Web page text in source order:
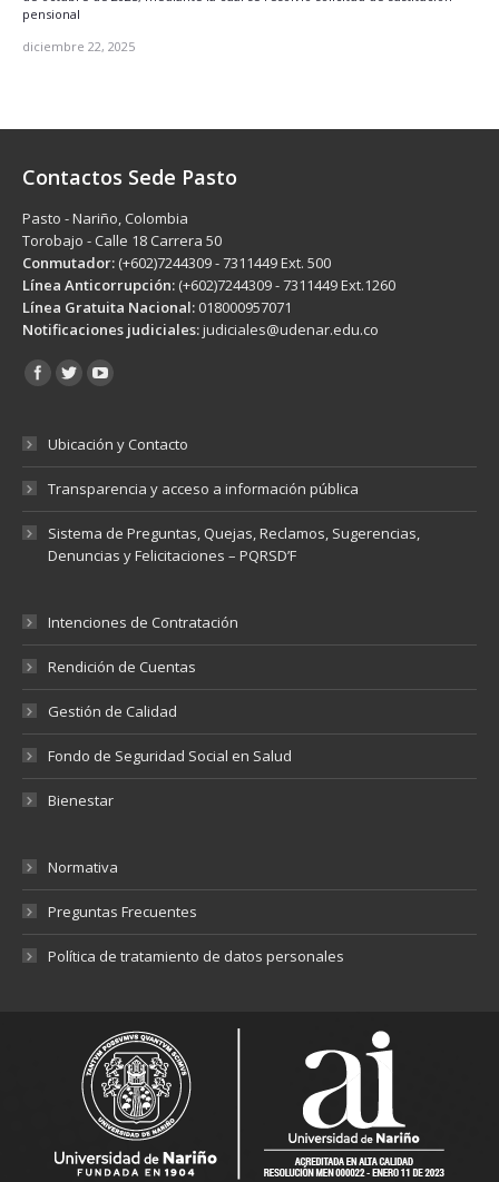
pensional
diciembre 22, 2025
Contactos Sede Pasto
Pasto - Nariño, Colombia
Torobajo - Calle 18 Carrera 50
Conmutador: (+602)7244309 - 7311449 Ext. 500
Línea Anticorrupción: (+602)7244309 - 7311449 Ext.1260
Línea Gratuita Nacional: 018000957071
Notificaciones judiciales:judiciales@udenar.edu.co
Encuéntranos en:
Ubicación y Contacto
Transparencia y acceso a información pública
Sistema de Preguntas, Quejas, Reclamos, Sugerencias,
Denuncias y Felicitaciones – PQRSD’F
Intenciones de Contratación
Rendición de Cuentas
Gestión de Calidad
Fondo de Seguridad Social en Salud
Bienestar
Normativa
Preguntas Frecuentes
Política de tratamiento de datos personales